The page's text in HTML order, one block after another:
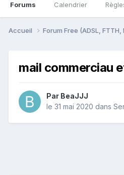
Forums Calendrier
Accueil Forum Free (ADSL,
mail commerciau
Par BeaJJJ
le 31 mai 2020 dans